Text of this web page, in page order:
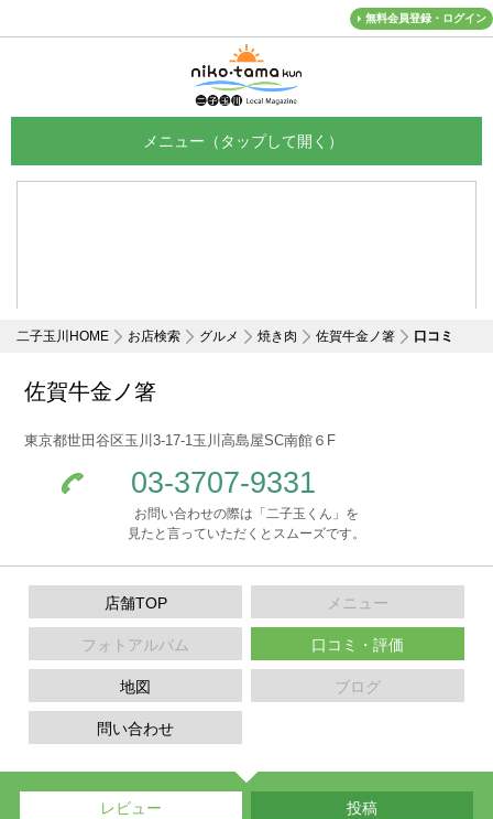
無料会員登録・ログイン
二子玉川HOME お店検索 グルメ 焼き肉 佐賀牛金ノ箸 口コミ
佐賀牛金ノ箸
東京都世田谷区玉川3-17-1玉川高島屋SC南館６F
03-3707-9331
お問い合わせの際は「二子玉くん」を
見たと言っていただくとスムーズです。
店舗TOP メニュー
フォトアルバム 口コミ・評価
地図 ブログ
問い合わせ
レビュー 投稿
メニュー